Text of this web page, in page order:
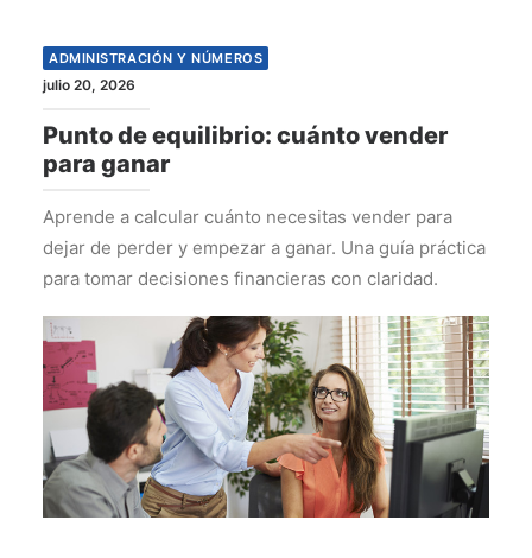
ADMINISTRACIÓN Y NÚMEROS
julio 20, 2026
Punto de equilibrio: cuánto vender
para ganar
Aprende a calcular cuánto necesitas vender para
dejar de perder y empezar a ganar. Una guía práctica
para tomar decisiones financieras con claridad.